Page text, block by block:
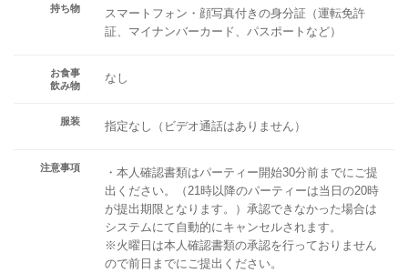
持ち物
スマートフォン・顔写真付きの身分証（運転免許
証、マイナンバーカード、パスポートなど）
お食事
飲み物
なし
服装 指定なし（ビデオ通話はありません）
注意事項
・本人確認書類はパーティー開始30分前までにご提
出ください。（21時以降のパーティーは当日の20時
が提出期限となります。）承認できなかった場合は
システムにて自動的にキャンセルされます。
※火曜日は本人確認書類の承認を行っておりません
ので前日までにご提出ください。